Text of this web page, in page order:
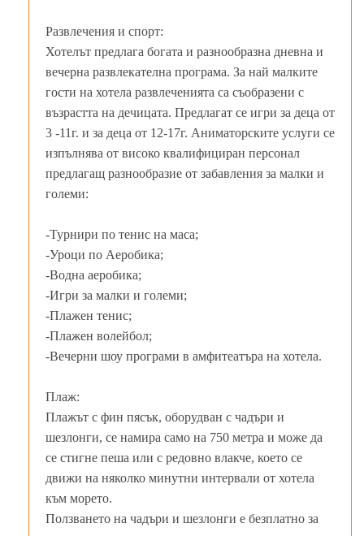
Развлечения и спорт:
Хотелът предлага богата и разнообразна дневна и
вечерна развлекателна програма. За най малките
гости на хотела развлеченията са съобразени с
възрастта на дечицата. Предлагат се игри за деца от
3 -11г. и за деца от 12-17г. Аниматорските услуги се
изпълнява от високо квалифициран персонал
предлагащ разнообразие от забавления за малки и
големи:
-Турнири по тенис на маса;
-Уроци по Аеробика;
-Водна аеробика;
-Игри за малки и големи;
-Плажен тенис;
-Плажен волейбол;
-Вечерни шоу програми в амфитеатъра на хотела.
Плаж:
Плажът с фин пясък, оборудван с чадъри и
шезлонги, се намира само на 750 метра и може да
се стигне пеша или с редовно влакче, което се
движи на няколко минутни интервали от хотела
към морето.
Ползването на чадъри и шезлонги е безплатно за